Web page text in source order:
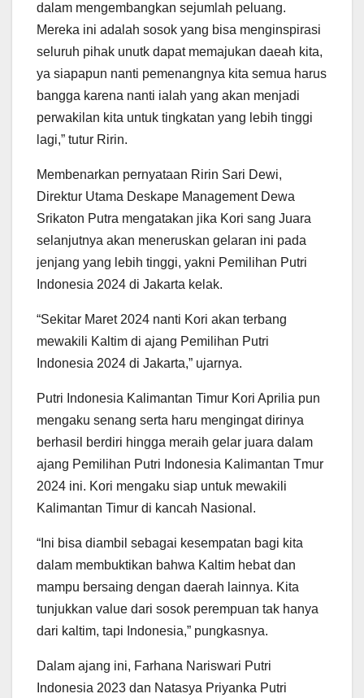
dalam mengembangkan sejumlah peluang.
Mereka ini adalah sosok yang bisa menginspirasi
seluruh pihak unutk dapat memajukan daeah kita,
ya siapapun nanti pemenangnya kita semua harus
bangga karena nanti ialah yang akan menjadi
perwakilan kita untuk tingkatan yang lebih tinggi
lagi,” tutur Ririn.
Membenarkan pernyataan Ririn Sari Dewi,
Direktur Utama Deskape Management Dewa
Srikaton Putra mengatakan jika Kori sang Juara
selanjutnya akan meneruskan gelaran ini pada
jenjang yang lebih tinggi, yakni Pemilihan Putri
Indonesia 2024 di Jakarta kelak.
“Sekitar Maret 2024 nanti Kori akan terbang
mewakili Kaltim di ajang Pemilihan Putri
Indonesia 2024 di Jakarta,” ujarnya.
Putri Indonesia Kalimantan Timur Kori Aprilia pun
mengaku senang serta haru mengingat dirinya
berhasil berdiri hingga meraih gelar juara dalam
ajang Pemilihan Putri Indonesia Kalimantan Tmur
2024 ini. Kori mengaku siap untuk mewakili
Kalimantan Timur di kancah Nasional.
“Ini bisa diambil sebagai kesempatan bagi kita
dalam membuktikan bahwa Kaltim hebat dan
mampu bersaing dengan daerah lainnya. Kita
tunjukkan value dari sosok perempuan tak hanya
dari kaltim, tapi Indonesia,” pungkasnya.
Dalam ajang ini, Farhana Nariswari Putri
Indonesia 2023 dan Natasya Priyanka Putri